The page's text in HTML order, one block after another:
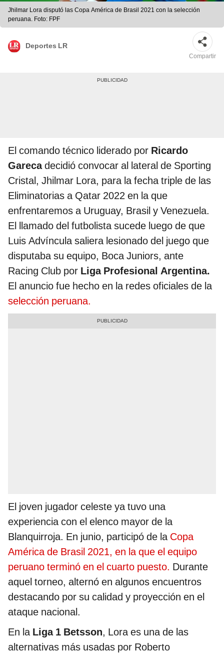
Jhilmar Lora disputó las Copa América de Brasil 2021 con la selección
peruana. Foto: FPF
Deportes LR
Compartir
El comando técnico liderado por Ricardo
Garecadecidió convocar al lateral de Sporting
Cristal, Jhilmar Lora, para la fecha triple de las
Eliminatorias a Qatar 2022 en la que
enfrentaremos a Uruguay, Brasil y Venezuela.
El llamado del futbolista sucede luego de que
Luis Advíncula saliera lesionado del juego que
disputaba su equipo, Boca Juniors, ante
Racing Club por Liga Profesional Argentina.
El anuncio fue hecho en la redes oficiales de la
selección peruana.
El joven jugador celeste ya tuvo una
experiencia con el elenco mayor de la
Blanquirroja. En junio, participó de la Copa
América de Brasil 2021, en la que el equipo
peruano terminó en el cuarto puesto. Durante
aquel torneo, alternó en algunos encuentros
destacando por su calidad y proyección en el
ataque nacional.
En laLiga 1 Betsson, Lora es una de las
alternativas más usadas por Roberto